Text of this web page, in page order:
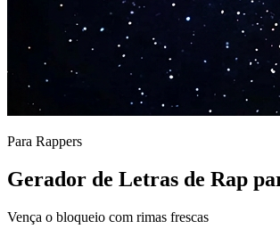
Para Rappers
Gerador de Letras de Rap
Vença o bloqueio com rimas frescas